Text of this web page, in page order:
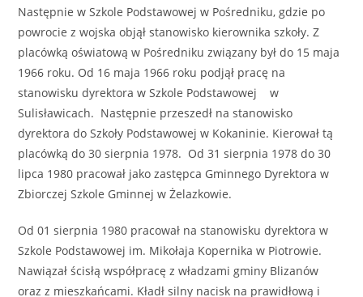
Następnie w Szkole Podstawowej w Pośredniku, gdzie po
powrocie z wojska objął stanowisko kierownika szkoły. Z
placówką oświatową w Pośredniku związany był do 15 maja
1966 roku. Od 16 maja 1966 roku podjął pracę na
stanowisku dyrektora w Szkole Podstawowej w
Sulisławicach. Następnie przeszedł na stanowisko
dyrektora do Szkoły Podstawowej w Kokaninie. Kierował tą
placówką do 30 sierpnia 1978. Od 31 sierpnia 1978 do 30
lipca 1980 pracował jako zastępca Gminnego Dyrektora w
Zbiorczej Szkole Gminnej w Żelazkowie.
Od 01 sierpnia 1980 pracował na stanowisku dyrektora w
Szkole Podstawowej im. Mikołaja Kopernika w Piotrowie.
Nawiązał ścisłą współpracę z władzami gminy Blizanów
oraz z mieszkańcami. Kładł silny nacisk na prawidłową i